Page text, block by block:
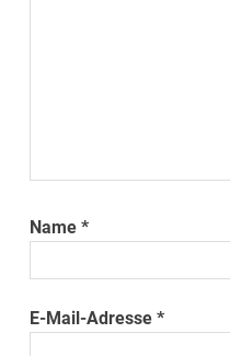
Name*
E-Mail-Adresse*